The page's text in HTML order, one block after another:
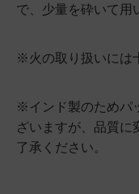
で、少量を砕いて用
※火の取り扱いには
※インド製のためパ
ざいますが、品質に
了承ください。